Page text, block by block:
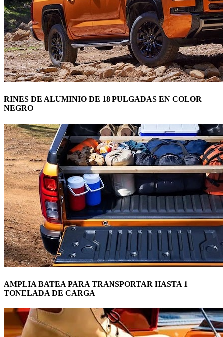
RINES DE ALUMINIO DE 18 PULGADAS EN COLOR
NEGRO
AMPLIA BATEA PARA TRANSPORTAR HASTA 1
TONELADA DE CARGA